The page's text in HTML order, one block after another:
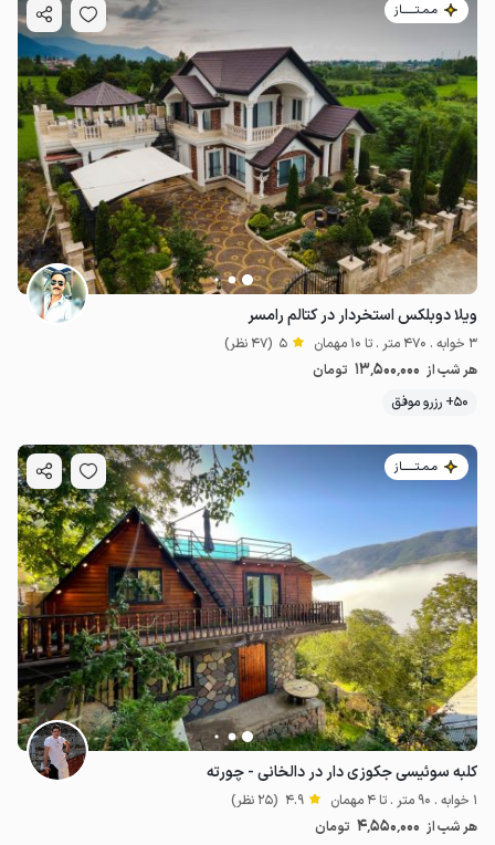
مـمـتــــــاز
ویلا دوبلکس استخردار در کتالم رامسر
3 خوابه . 470 متر . تا 10 مهمان 5 (47 نظر)
هر شب از 13٬500٬000 تومان
50+ رزرو موفق
مـمـتــــــاز
کلبه سوئیسی جکوزی دار در دالخانی - چورته
1 خوابه . 90 متر . تا 4 مهمان 4.9 (25 نظر)
هر شب از 4٬550٬000 تومان